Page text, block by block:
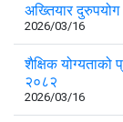
अख्तियार
2026/03/16
शैक्षिक योग्यताको
२०८२
2026/03/16